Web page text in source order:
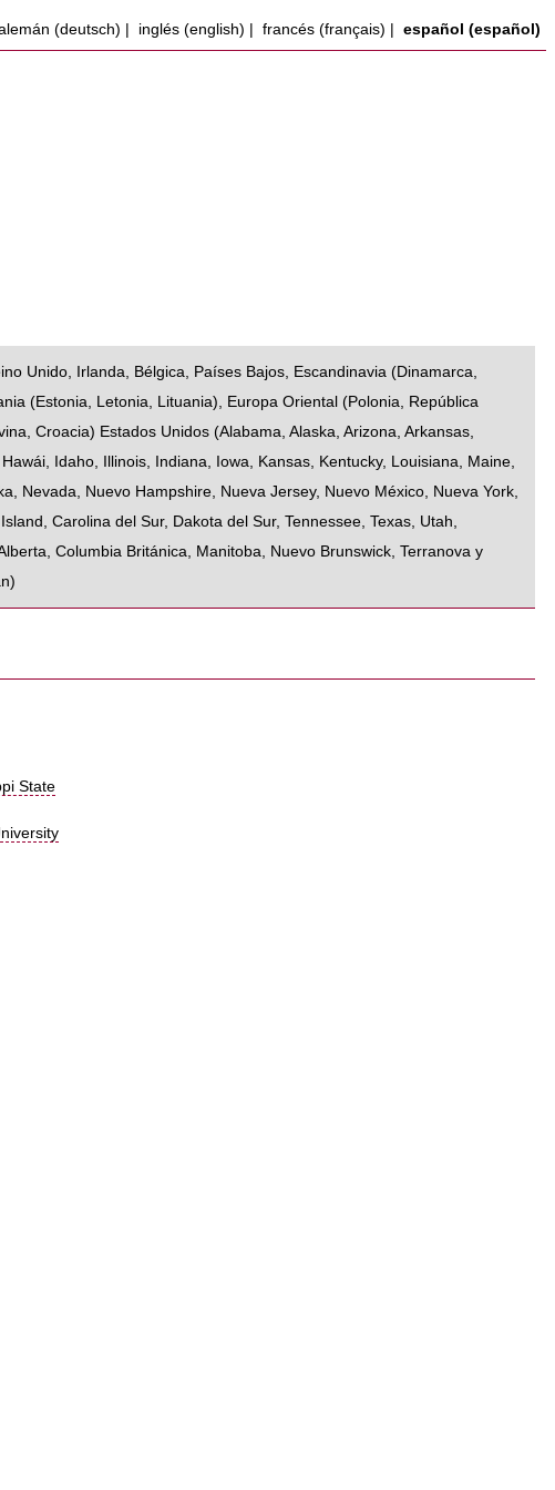
(deutsch) inglés (english) francés (français) español (español)
Unido, Irlanda, Bélgica, Países Bajos, Escandinavia (Dinamarca,
(Estonia, Letonia, Lituania), Europa Oriental (Polonia, República
,Croacia) Estados Unidos (Alabama,Alaska,Arizona,Arkansas,
Hawái, Idaho, Illinois, Indiana, Iowa, Kansas, Kentucky, Louisiana, Maine,
, Nevada, Nuevo Hampshire, Nueva Jersey, Nuevo México, Nueva York,
,Carolina del Sur, Dakota del Sur,Tennessee,Texas, Utah,
,Columbia Británica, Manitoba, Nuevo Brunswick,Terranova y
)
State